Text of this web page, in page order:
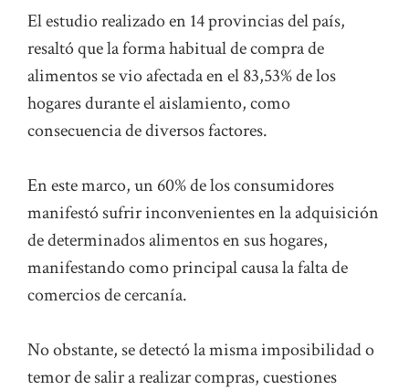
El estudio realizado en 14 provincias del país,
resaltó que la forma habitual de compra de
alimentos se vio afectada en el 83,53% de los
hogares durante el aislamiento, como
consecuencia de diversos factores.
En este marco, un 60% de los consumidores
manifestó sufrir inconvenientes en la adquisición
de determinados alimentos en sus hogares,
manifestando como principal causa la falta de
comercios de cercanía.
No obstante, se detectó la misma imposibilidad o
temor de salir a realizar compras, cuestiones